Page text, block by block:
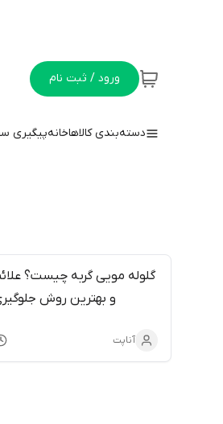
ورود / ثبت نام
دسته‌بندی کالاهاخانهپیگیری
گلوله مویی گربه چیست؟
و بهترین روش
آناپت